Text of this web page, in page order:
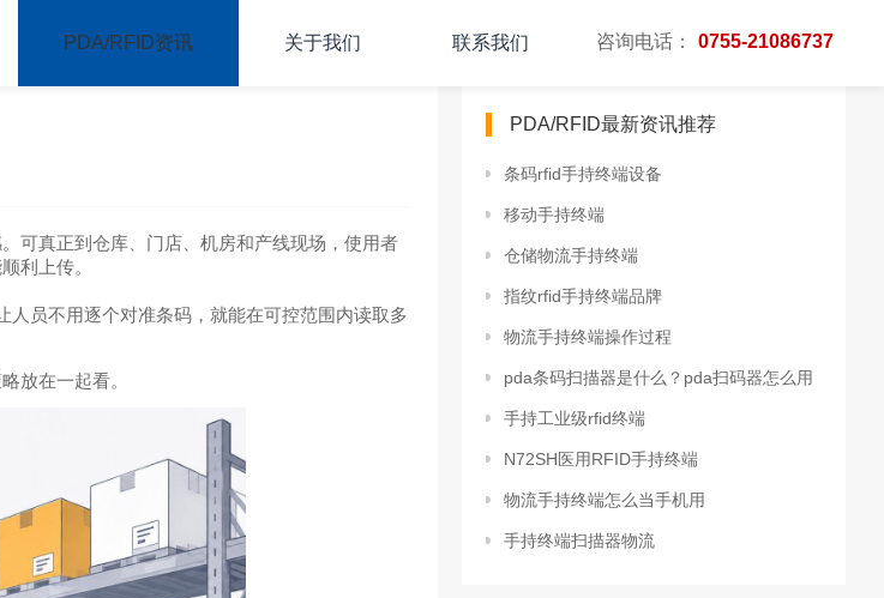
PDA/RFID资讯 关于我们 联系我们 咨询电话： 0755-21086737
可真正到仓库、门店、机房和产线现场，使用者
利上传。
员不用逐个对准条码，就能在可控范围内读取多
放在一起看。
PDA/RFID最新资讯推荐
条码rfid手持终端设备
移动手持终端
仓储物流手持终端
指纹rfid手持终端品牌
物流手持终端操作过程
pda条码扫描器是什么？pda扫码器怎么用
手持工业级rfid终端
N72SH医用RFID手持终端
物流手持终端怎么当手机用
手持终端扫描器物流